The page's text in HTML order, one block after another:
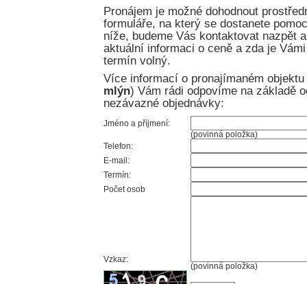
Pronájem je možné dohodnout
formuláře, na který se dostanete
níže, budeme Vás kontaktovat nazpět
aktuální informaci o ceně a zda je
termín volný.
Více informací o pronajímaném objektu
mlýn) Vám rádi odpovíme na základě
nezávazné objednávky:
Jméno a příjmení:
(povinná položka)
Telefon:
E-mail:
Termín:
Počet osob
Vzkaz:
(povinná položka)